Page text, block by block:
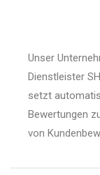
Unser
Dienstleister
setzt
Bewertungen
von